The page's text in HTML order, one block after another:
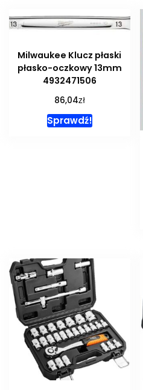
Milwaukee Klucz płaski
płasko-oczkowy 13mm
4932471506
86,04zł
Sprawdź!